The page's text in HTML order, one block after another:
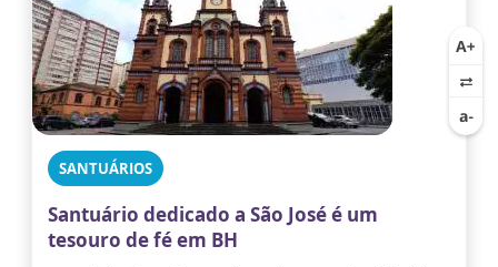
SANTUÁRIOS
Santuário dedicado a São José é um
tesouro de fé em BH